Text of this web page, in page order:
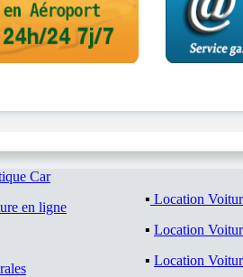
Car
en ligne
▪ Location
▪ Location
▪ Location